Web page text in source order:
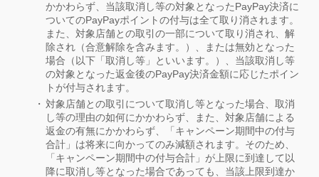
かかわらず、当該取消し等の対象となったPayPay決済に
ついてのPayPayポイントの付与は全て取り消されます。
また、対象店舗との取引の一部について取り消され、解
除され（合意解除を含みます。）、または無効となった
場合（以下「取消し等」といいます。）、当該取消し等
の対象となった返金後のPayPay決済金額に応じたポイン
トが付与されます。
対象店舗との取引について取消し等となった場合、取消
し等の理由の如何にかかわらず、また、対象店舗による
返金の有無にかかわらず、「キャンペーン期間中の付与
合計」は将来に向かってのみ減額されます。そのため、
「キャンペーン期間中の付与合計」が上限に到達して以
降に取消し等となった場合であっても、当該上限到達か